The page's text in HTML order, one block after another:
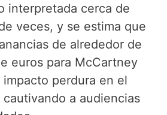
interpretada cerca de
veces, y se estima que
de alrededor de
euros para McCartney
impacto perdura en el
a audiencias